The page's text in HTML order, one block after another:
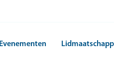
Evenementen